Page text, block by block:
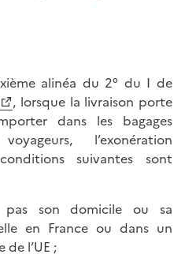
alinéa du 2° du I de
, lorsque la livraison porte
dans les bagages
l’exonération
suivantes sont
pas son domicile ou sa
en France ou dans un
l’UE ;